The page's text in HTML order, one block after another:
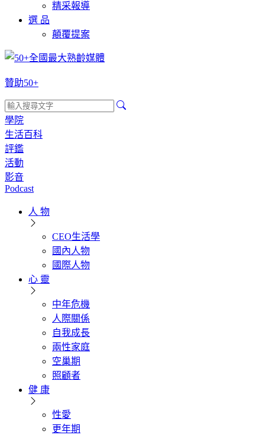
精采報導
選 品
顛覆提案
贊助50+
學院
生活百科
評鑑
活動
影音
Podcast
人 物
CEO生活學
國內人物
國際人物
心 靈
中年危機
人際關係
自我成長
兩性家庭
空巢期
照顧者
健 康
性愛
更年期